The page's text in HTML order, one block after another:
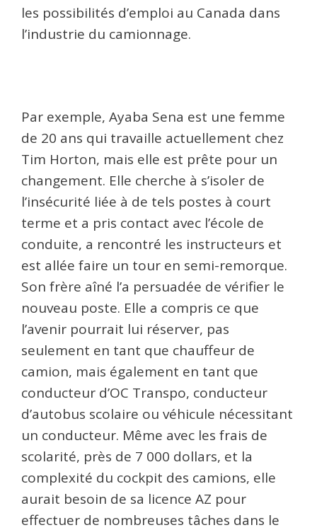
les possibilités d’emploi au Canada dans
l’industrie du camionnage.
Par exemple, Ayaba Sena est une femme
de 20 ans qui travaille actuellement chez
Tim Horton, mais elle est prête pour un
changement. Elle cherche à s’isoler de
l’insécurité liée à de tels postes à court
terme et a pris contact avec l’école de
conduite, a rencontré les instructeurs et
est allée faire un tour en semi-remorque.
Son frère aîné l’a persuadée de vérifier le
nouveau poste. Elle a compris ce que
l’avenir pourrait lui réserver, pas
seulement en tant que chauffeur de
camion, mais également en tant que
conducteur d’OC Transpo, conducteur
d’autobus scolaire ou véhicule nécessitant
un conducteur. Même avec les frais de
scolarité, près de 7 000 dollars, et la
complexité du cockpit des camions, elle
aurait besoin de sa licence AZ pour
effectuer de nombreuses tâches dans le